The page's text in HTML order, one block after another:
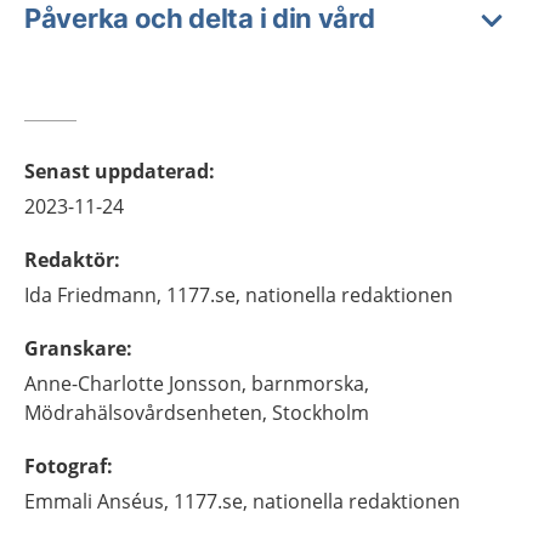
Påverka och delta i din vård
Senast uppdaterad:
2023-11-24
Redaktör:
Ida Friedmann, 1177.se, nationella redaktionen
Granskare:
Anne-Charlotte Jonsson, barnmorska,
Mödrahälsovårdsenheten, Stockholm
Fotograf:
Emmali Anséus, 1177.se, nationella redaktionen